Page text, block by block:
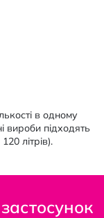
в одному
вироби підходять
літрів).